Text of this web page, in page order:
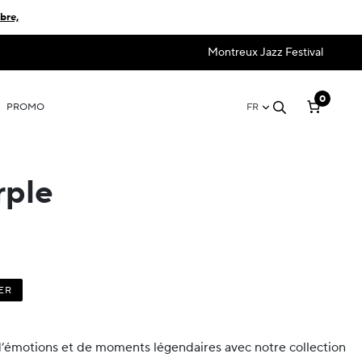
Montreux Jazz Festival
PROMO FR
0
et de moments légendaires avec notre collection